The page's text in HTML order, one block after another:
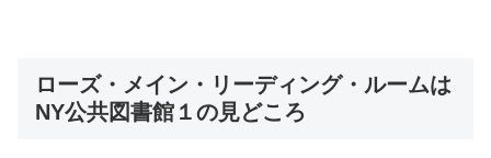
ローズ・メイン・リーディング・ルームは
NY公共図書館１の見どころ